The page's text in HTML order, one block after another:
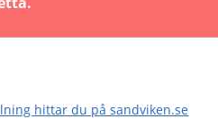
hittar du på sandviken.se